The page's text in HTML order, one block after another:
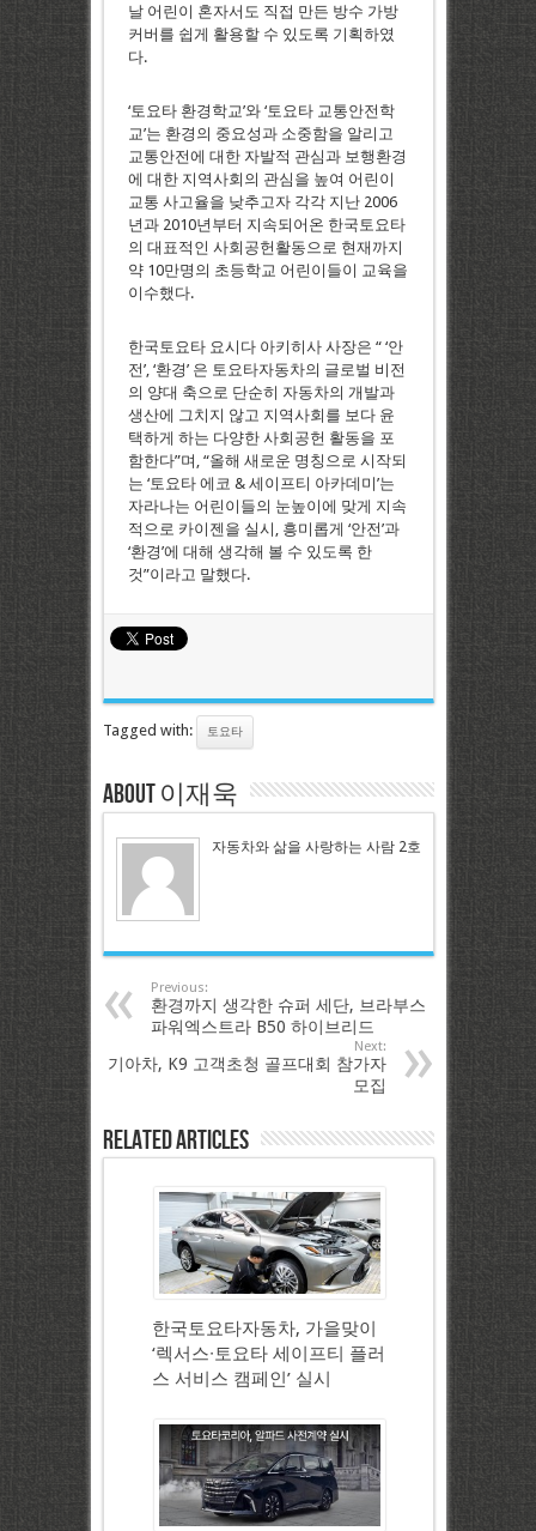
날 어린이 혼자서도 직접 만든 방수 가방
커버를 쉽게 활용할 수 있도록 기획하였
다.
‘토요타 환경학교’와 ‘토요타 교통안전학
교’는 환경의 중요성과 소중함을 알리고
교통안전에 대한 자발적 관심과 보행환경
에 대한 지역사회의 관심을 높여 어린이
교통 사고율을 낮추고자 각각 지난 2006
년과 2010년부터 지속되어온 한국토요타
의 대표적인 사회공헌활동으로 현재까지
약 10만명의 초등학교 어린이들이 교육을
이수했다.
한국토요타 요시다 아키히사 사장은 “ ‘안
전’, ‘환경’ 은 토요타자동차의 글로벌 비전
의 양대 축으로 단순히 자동차의 개발과
생산에 그치지 않고 지역사회를 보다 윤
택하게 하는 다양한 사회공헌 활동을 포
함한다”며, “올해 새로운 명칭으로 시작되
는 ‘토요타 에코 & 세이프티 아카데미’는
자라나는 어린이들의 눈높이에 맞게 지속
적으로 카이젠을 실시, 흥미롭게 ‘안전’과
‘환경’에 대해 생각해 볼 수 있도록 한
것”이라고 말했다.
Tagged with: 토요타
About 이재욱
자동차와 삶을 사랑하는 사람 2호
Previous:
환경까지 생각한 슈퍼 세단, 브라부스
파워엑스트라 B50 하이브리드
Next:
기아차, K9 고객초청 골프대회 참가자
모집
Related Articles
한국토요타자동차, 가을맞이
‘렉서스∙토요타 세이프티 플러
스 서비스 캠페인’ 실시